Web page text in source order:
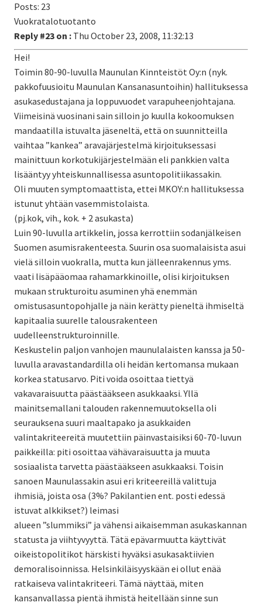
Posts: 23
Vuokratalotuotanto
Reply #23 on : Thu October 23, 2008, 11:32:13
Hei!
Toimin 80-90-luvulla Maunulan Kinnteistöt Oy:n (nyk.
pakkofuusioitu Maunulan Kansanasuntoihin) hallituksessa
asukasedustajana ja loppuvuodet varapuheenjohtajana.
Viimeisinä vuosinani sain silloin jo kuulla kokoomuksen
mandaatilla istuvalta jäseneltä, että on suunnitteilla
vaihtaa ”kankea” aravajärjestelmä kirjoituksessasi
mainittuun korkotukijärjestelmään eli pankkien valta
lisääntyy yhteiskunnallisessa asuntopolitiikassakin.
Oli muuten symptomaattista, ettei MKOY:n hallituksessa
istunut yhtään vasemmistolaista.
(pj.kok, vih., kok. + 2 asukasta)
Luin 90-luvulla artikkelin, jossa kerrottiin sodanjälkeisen
Suomen asumisrakenteesta. Suurin osa suomalaisista asui
vielä silloin vuokralla, mutta kun jälleenrakennus yms.
vaati lisäpääomaa rahamarkkinoille, olisi kirjoituksen
mukaan strukturoitu asuminen yhä enemmän
omistusasuntopohjalle ja näin kerätty pieneltä ihmiseltä
kapitaalia suurelle talousrakenteen
uudelleenstrukturoinnille.
Keskustelin paljon vanhojen maunulalaisten kanssa ja 50-
luvulla aravastandardilla oli heidän kertomansa mukaan
korkea statusarvo. Piti voida osoittaa tiettyä
vakavaraisuutta päästääkseen asukkaaksi. Yllä
mainitsemallani talouden rakennemuutoksella oli
seurauksena suuri maaltapako ja asukkaiden
valintakriteereitä muutettiin päinvastaisiksi 60-70-luvun
paikkeilla: piti osoittaa vähävaraisuutta ja muuta
sosiaalista tarvetta päästääkseen asukkaaksi. Toisin
sanoen Maunulassakin asui eri kriteereillä valittuja
ihmisiä, joista osa (3%? Pakilantien ent. posti edessä
istuvat alkkikset?) leimasi
alueen ”slummiksi” ja vähensi aikaisemman asukaskannan
statusta ja viihtyvyyttä. Tätä epävarmuutta käyttivät
oikeistopolitikot härskisti hyväksi asukasaktiivien
demoralisoinnissa. Helsinkiläisyyskään ei ollut enää
ratkaiseva valintakriteeri. Tämä näyttää, miten
kansanvallassa pientä ihmistä heitellään sinne sun